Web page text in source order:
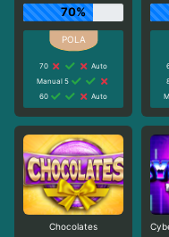
70%
70
Auto
Manual 5
60
Auto
Chocolates